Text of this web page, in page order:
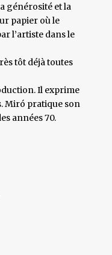
générosité et la
papier où le
l’artiste dans le
tôt déjà toutes
Il exprime
Miró pratique son
années 70.